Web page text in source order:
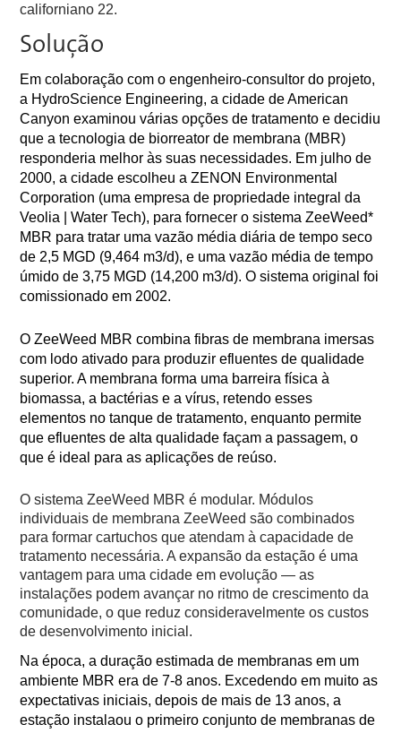
californiano 22.
Solução
Em colaboração com o engenheiro-consultor do projeto,
a HydroScience Engineering, a cidade de American
Canyon examinou várias opções de tratamento e decidiu
que a tecnologia de biorreator de membrana (MBR)
responderia melhor às suas necessidades. Em julho de
2000, a cidade escolheu a ZENON Environmental
Corporation (uma empresa de propriedade integral da
Veolia | Water Tech), para fornecer o sistema ZeeWeed*
MBR para tratar uma vazão média diária de tempo seco
de 2,5 MGD (9,464 m3/d), e uma vazão média de tempo
úmido de 3,75 MGD (14,200 m3/d). O sistema original foi
comissionado em 2002.
O ZeeWeed MBR combina fibras de membrana imersas
com lodo ativado para produzir efluentes de qualidade
superior. A membrana forma uma barreira física à
biomassa, a bactérias e a vírus, retendo esses
elementos no tanque de tratamento, enquanto permite
que efluentes de alta qualidade façam a passagem, o
que é ideal para as aplicações de reúso.
O sistema ZeeWeed MBR é modular. Módulos
individuais de membrana ZeeWeed são combinados
para formar cartuchos que atendam à capacidade de
tratamento necessária. A expansão da estação é uma
vantagem para uma cidade em evolução — as
instalações podem avançar no ritmo de crescimento da
comunidade, o que reduz consideravelmente os custos
de desenvolvimento inicial.
Na época, a duração estimada de membranas em um
ambiente MBR era de 7-8 anos. Excedendo em muito as
expectativas iniciais, depois de mais de 13 anos, a
estação instalaou o primeiro conjunto de membranas de